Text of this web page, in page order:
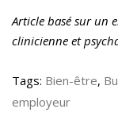
Article basé sur un
clinicienne et
Tags: Bien-être,
employeur